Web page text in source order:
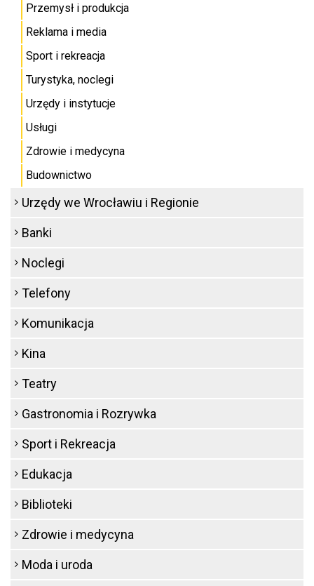
Przemysł i produkcja
Reklama i media
Sport i rekreacja
Turystyka, noclegi
Urzędy i instytucje
Usługi
Zdrowie i medycyna
Budownictwo
Urzędy we Wrocławiu i Regionie
Banki
Noclegi
Telefony
Komunikacja
Kina
Teatry
Gastronomia i Rozrywka
Sport i Rekreacja
Edukacja
Biblioteki
Zdrowie i medycyna
Moda i uroda